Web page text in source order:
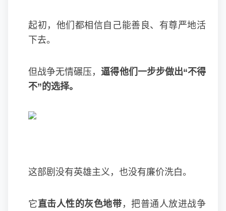
起初，他们都相信自己能善良、有尊严地活
下去。
但战争无情碾压， 逼得他们一步步做出“不得
不”的选择。
这部剧没有英雄主义，也没有廉价洗白。
它直击人性的灰色地带 ，把普通人放进战争